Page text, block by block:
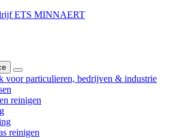
voor particulieren, bedrijven & industrie
reinigen
reinigen